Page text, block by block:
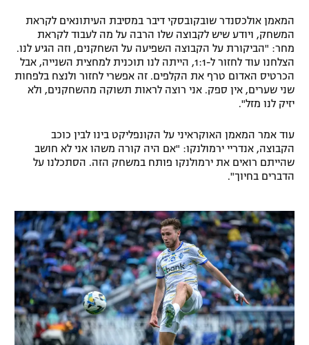
מדיניות פרטיות
תקנון פעילות ספורט 1
רשיון להקרנה פומבית לבית עסק
לוח דרושים – ג'ובנט
המגזין
גיימינג E-Sports
המאמן אולכסנדר שובקובסקי דיבר במסיבת העיתונאים לקראת
המשחק, ויודע שיש לקבוצה שלו הרבה על מה לעבוד לקראת
מחר: "הביקורת על הקבוצה השפיעה על השחקנים, וזה הגיע לנו.
הצלחנו עוד לחזור ל-1:1, הייתה לנו תוכנית למחצית השנייה, אבל
הכרטיס האדום טרף את הקלפים. זה אפשרי לחזור ולנצח בלפחות
שני שערים, אין ספק. אני רוצה לראות תשוקה מהשחקנים, ולא
יזיק לנו מזל".
עוד אמר המאמן האוקראיני על הקונפליקט בינו לבין כוכב
הקבוצה, אנדריי ירמולנקו: "אם היה קורה משהו אני לא חושב
שהייתם רואים את ירמולנקו פותח במשחק הזה. הסתכלנו על
הדברים בחיוך".